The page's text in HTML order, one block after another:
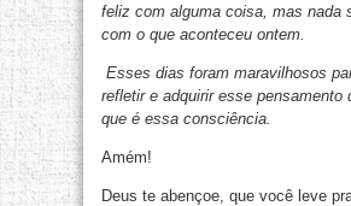
feliz com alguma coisa, mas nada
com o que aconteceu ontem.
Esses dias foram maravilhosos
refletir e adquirir esse pensamento
que é essa consciência.
Amém!
Deus te abençoe, que você leve